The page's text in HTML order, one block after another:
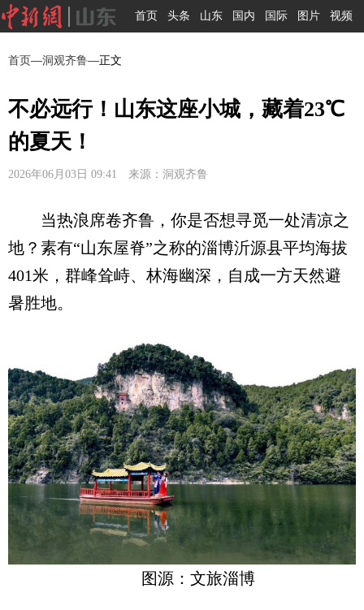
首页 头条 山东 国内 国际 图片 视频
首页—洞观齐鲁—正文
不必远行！山东这座小城，藏着23℃
的夏天！
2026年06月03日 09:41 来源：洞观齐鲁
当热浪席卷齐鲁，你是否想寻觅一处清凉之
地？素有“山东屋脊”之称的淄博沂源县平均海拔
401米，群峰耸峙、林海幽深，自成一方天然避
暑胜地。
图源：文旅淄博